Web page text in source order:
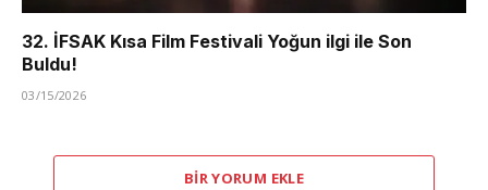
32. İFSAK Kısa Film Festivali Yoğun ilgi ile Son
Buldu!
03/15/2026
BIR YORUM EKLE